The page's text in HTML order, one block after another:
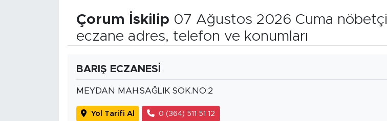
Çorum İskilip 07 Ağustos 2026 Cuma nöbetçi
eczane adres, telefon ve konumları
BARIŞ ECZANESİ
MEYDAN MAH.SAĞLIK SOK.NO:2
Yol Tarifi Al 0 (364) 511 51 12